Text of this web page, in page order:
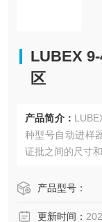
LUBEX
区
产品简介：
种型号自动进样
证批之间的尺寸
产品型号：
更新时间：